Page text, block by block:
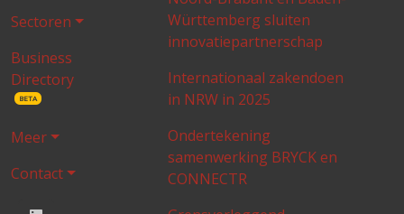
Sectoren
Business
Directory
BETA
Meer
Contact
Württemberg sluiten
innovatiepartnerschap
Internationaal zakendoen
in NRW in 2025
Ondertekening
samenwerking BRYCK en
CONNECTR